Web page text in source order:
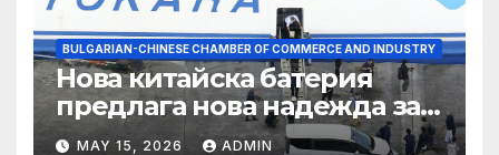
BULGARIAN-CHINESE CHAMBER OF COMMERCE AND INDUSTRY
Нова китайска батерия
предлага нова надежда за
съхранение на водород
MAY 15, 2026 ADMIN